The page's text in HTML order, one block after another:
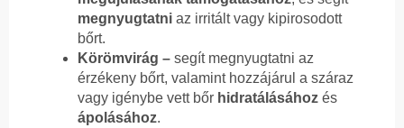
megnyugtatni az irritált vagy kipirosodott
bőrt.
Körömvirág – segít megnyugtatni az
érzékeny bőrt, valamint hozzájárul a száraz
vagy igénybe vett bőr hidratálásához és
ápolásához.